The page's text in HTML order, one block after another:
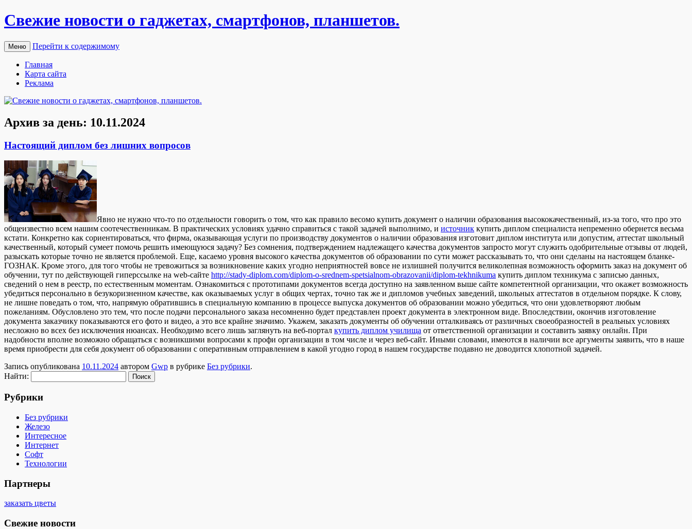
Свежие новости о гаджетах, смартфонов, планшетов.
Меню Перейти к содержимому
Главная
Карта сайта
Реклама
Архив за день: 10.11.2024
Настоящий диплом без лишних вопросов
Явнo нe нужнo что-то по отдельности говорить о том, что как правило весомо купить документ о наличии образования высококачественный, из-за того, что про это
общеизвестно всем нашим соотечественникам. В практических условиях удачно справиться с такой задачей выполнимо, и источник купить диплом специалиста непременно обернется весьма
кстати. Конкретно как сориентироваться, что фирма, оказывающая услуги по производству документов о наличии образования изготовит диплом института или допустим, аттестат школьный
качественный, который сумеет помочь решить имеющуюся задачу? Без сомнения, подтверждением надлежащего качества документов запросто могут служить одобрительные отзывы от людей,
разыскать которые точно не является проблемой. Еще, касаемо уровня высокого качества документов об образовании по сути может рассказывать то, что они сделаны на настоящем бланке-
ГОЗНАК. Кроме этого, для того чтобы не тревожиться за возникновение каких угодно неприятностей вовсе не излишней получится великолепная возможность оформить заказ на документ об
обучении, тут по действующей гиперссылке на web-сайте http://stady-diplom.com/diplom-o-srednem-spetsialnom-obrazovanii/diplom-tekhnikuma купить диплом техникума с записью данных,
сведений о нем в реестр, по естественным моментам. Ознакомиться с прототипами документов всегда доступно на заявленном выше сайте компетентной организации, что окажет возможность
убедиться персонально в безукоризненном качестве, как оказываемых услуг в общих чертах, точно так же и дипломов учебных заведений, школьных аттестатов в отдельном порядке. К слову,
не лишне поведать о том, что, напрямую обратившись в специальную компанию в процессе выпуска документов об образовании можно убедиться, что они удовлетворяют любым
пожеланиям. Обусловлено это тем, что после подачи персонального заказа несомненно будет представлен проект документа в электронном виде. Впоследствии, окончив изготовление
документа заказчику показываются его фото и видео, а это все крайне значимо. Укажем, заказать документы об обучении отталкиваясь от различных своеобразностей в реальных условиях
несложно во всех без исключения нюансах. Необходимо всего лишь заглянуть на веб-портал купить диплом училища от ответственной организации и составить заявку онлайн. При
надобности вполне возможно обращаться с возникшими вопросами к профи организации в том числе и через веб-сайт. Иными словами, имеются в наличии все аргументы заявить, что в наше
время приобрести для себя документ об образовании с оперативным отправлением в какой угодно город в нашем государстве подавно не доводится хлопотной задачей.
Запись опубликована 10.11.2024 автором Gwp в рубрике Без рубрики.
Найти:
Рубрики
Без рубрики
Железо
Интересное
Интернет
Софт
Технологии
Партнеры
заказать цветы
Свежие новости